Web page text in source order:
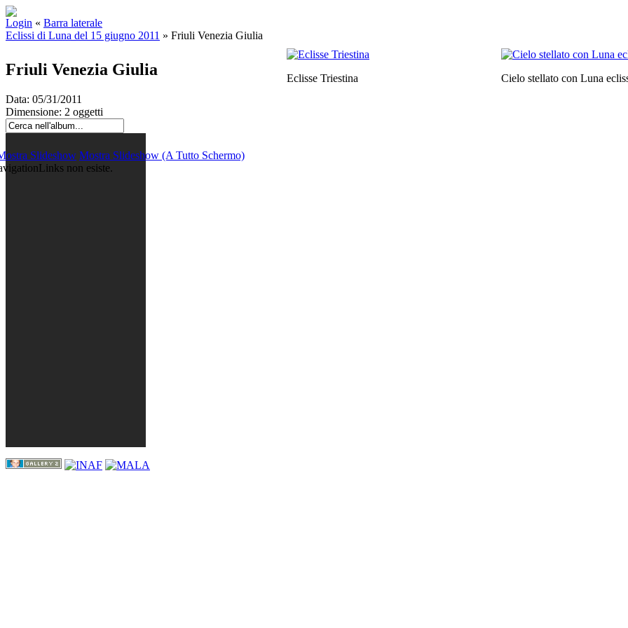
Login « Barra laterale
Eclissi di Luna del 15 giugno 2011 » Friuli Venezia Giulia
Friuli Venezia Giulia
Data: 05/31/2011
Dimensione: 2 oggetti
Eclisse Triestina Cielo stellato con Luna
Slideshow Mostra Slideshow (A Tutto Schermo)
non esiste.